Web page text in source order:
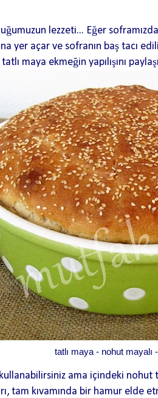
lezzeti... Eğer
yer açar ve sofranın baş tacı
maya ekmeğin yapılışını
tatlı maya - nohut mayalı
kullanabilirsiniz ama içindeki
tam kıvamında bir hamur